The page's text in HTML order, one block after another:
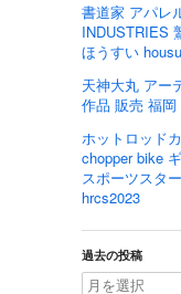
書道家 アパレ
INDUSTRIES
ほうすい
天神大丸 アー
作品 販売 福岡
ホットロッド
chopper bike
スポーツスタ
hrcs2023
過去の投稿